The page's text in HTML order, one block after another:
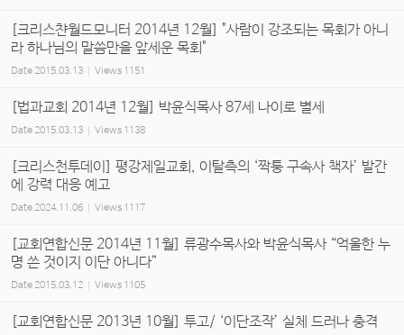
[크리스챤월드모니터 2014년 12월] "사람이 강조되는 목회가 아니
라 하나님의 말씀만을 앞세운 목회"
Date 2015.03.13 Views 1151
[법과교회 2014년 12월] 박윤식목사 87세 나이로 별세
Date 2015.03.13 Views 1138
[크리스천투데이] 평강제일교회, 이탈측의 ‘짝퉁 구속사 책자’ 발간
에 강력 대응 예고
Date 2024.11.06 Views 1117
[교회연합신문 2014년 11월] 류광수목사와 박윤식목사 “억울한 누
명 쓴 것이지 이단 아니다”
Date 2015.03.12 Views 1105
[교회연합신문 2013년 10월] 투고/ ‘이단조작’ 실체 드러나 충격